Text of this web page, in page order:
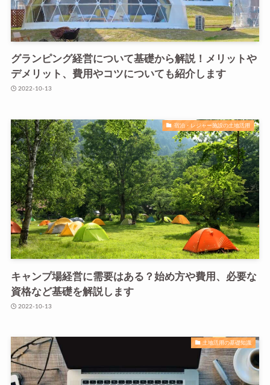
グランピング経営について基礎から解説！メリットや
デメリット、費用やコツについても紹介します
2022-10-13
宿泊・レジャー施設の土地活用
キャンプ場経営に需要はある？始め方や費用、必要な
資格など基礎を解説します
2022-10-13
土地活用の基礎知識